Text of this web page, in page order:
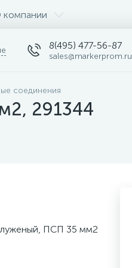
компании
8(495) 477-56-87
sales@markerprom.ru
соединения
291344
луженый, ПСП 35 мм2